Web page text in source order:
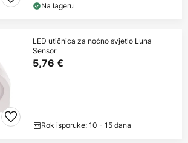
Na lageru
LED utičnica za noćno svjetlo Luna
Sensor
5,76 €
Rok isporuke: 10 - 15 dana